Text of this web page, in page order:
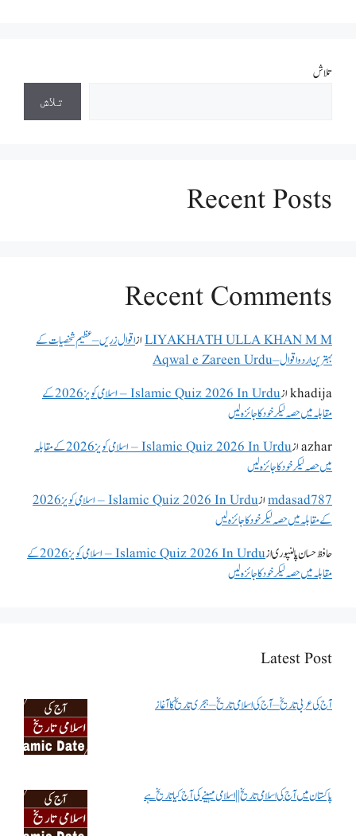
تلاش
تلاش
Recent Posts
Recent Comments
LIYAKHATH ULLA KHAN M Mازاقوال زریں – عظیم شخصیات کے
بہترین اردو اقوال – Aqwal e Zareen Urdu
khadijaاز
Islamic Quiz 2026 In Urdu – اسلامی کویز 2026 کے
مقابلہ میں حصہ لیکر خود کا جائزہ لیں
azharاز
Islamic Quiz 2026 In Urdu – اسلامی کویز 2026 کے مقابلہ
میں حصہ لیکر خود کا جائزہ لیں
mdasad787از
Islamic Quiz 2026 In Urdu – اسلامی کویز 2026
کے مقابلہ میں حصہ لیکر خود کا جائزہ لیں
حافظ حسان پالنپوریاز
Islamic Quiz 2026 In Urdu – اسلامی کویز 2026 کے
مقابلہ میں حصہ لیکر خود کا جائزہ لیں
Latest Post
آج کی عربی تاریخ – آج کی اسلامی تاریخ – ہجری تاریخ کا آغاز
پاکستان میں آج کی اسلامی تاریخ || اسلامی مہینے کی آج کیا تاریخ ہے